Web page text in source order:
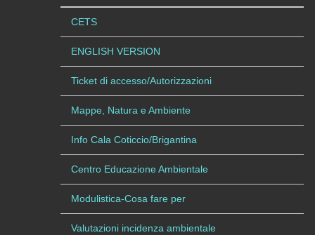
CETS
ENGLISH VERSION
Ticket di accesso/Autorizzazioni
Mappe, Natura e Ambiente
Info Cala Coticcio/Brigantina
Centro Educazione Ambientale
Modulistica-Cosa fare per
Valutazioni incidenza ambientale